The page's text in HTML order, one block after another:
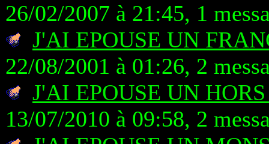
26/02/2007 à 21:45, 1
J'AI EPOUSE UN
22/08/2001 à 01:26, 2
J'AI EPOUSE UN
13/07/2010 à 09:58, 2